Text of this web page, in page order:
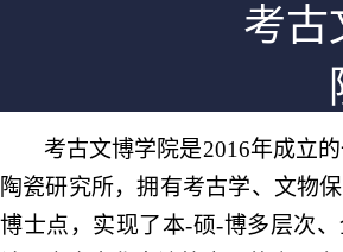
考古
考古文博学院是2016年成立
陶瓷研究所，拥有考古学、文物
博士点，实现了本-硕-博多层次